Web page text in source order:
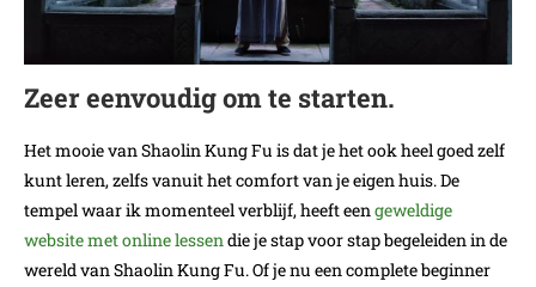
Zeer eenvoudig om te starten.
Het mooie van Shaolin Kung Fu is dat je het ook heel goed zelf
kunt leren, zelfs vanuit het comfort van je eigen huis. De
tempel waar ik momenteel verblijf, heeft eengeweldige
website met online lessendie je stap voor stap begeleiden in de
wereld van Shaolin Kung Fu. Of je nu een complete beginner